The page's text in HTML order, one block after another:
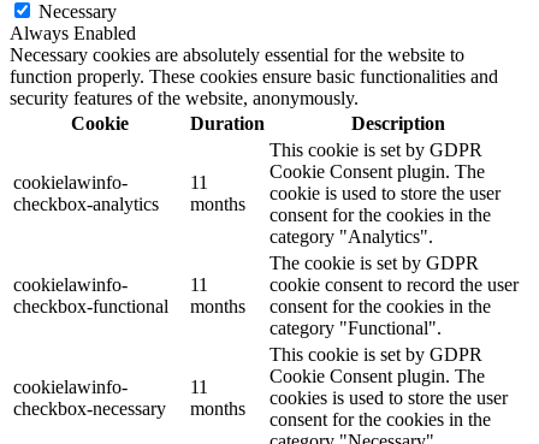
Necessary
Always Enabled
Necessary cookies are absolutely essential for the website to
function properly. These cookies ensure basic functionalities and
security features of the website, anonymously.
Cookie
Duration Description
cookielawinfo-
checkbox-analytics
11
months
This cookie is set by GDPR
Cookie Consent plugin. The
cookie is used to store the user
consent for the cookies in the
category "Analytics".
cookielawinfo-
checkbox-functional
11
months
The cookie is set by GDPR
cookie consent to record the user
consent for the cookies in the
category "Functional".
cookielawinfo-
checkbox-necessary
11
months
This cookie is set by GDPR
Cookie Consent plugin. The
cookies is used to store the user
consent for the cookies in the